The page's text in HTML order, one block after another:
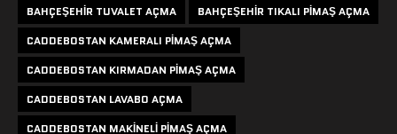
BAHÇEŞEHIR TUVALET AÇMA
BAHÇEŞEHIR TIKALI PIMAŞ AÇMA
CADDEBOSTAN KAMERALI PIMAŞ AÇMA
CADDEBOSTAN KIRMADAN PIMAŞ AÇMA
CADDEBOSTAN LAVABO AÇMA
CADDEBOSTAN MAKINELI PIMAŞ AÇMA